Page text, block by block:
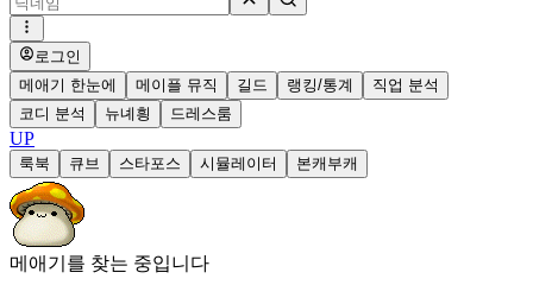
로그인
메애기 한눈에
메이플 뮤직 길드 랭킹/통계
직업 분석
코디 분석
뉴녜힁 드레스룸
UP
룩북 큐브 스타포스 시뮬레이터 본캐부캐
메애기를 찾는 중입니다